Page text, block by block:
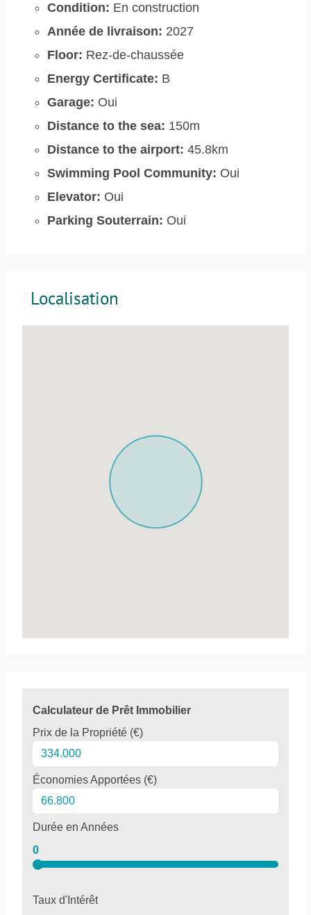
Condition: En construction
Année de livraison: 2027
Floor: Rez-de-chaussée
Energy Certificate: B
Garage: Oui
Distance to the sea: 150m
Distance to the airport: 45.8km
Swimming Pool Community: Oui
Elevator: Oui
Parking Souterrain: Oui
Localisation
Calculateur de Prêt Immobilier
Prix de la Propriété (€)
Économies Apportées (€)
Durée en Années
0
Taux d'Intérêt